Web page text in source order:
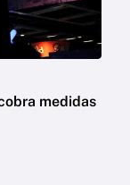
medidas